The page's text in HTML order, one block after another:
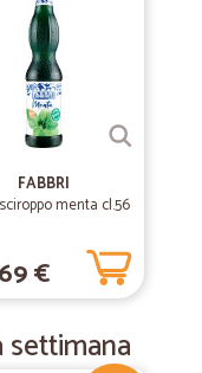
FABBRI
menta cl.56
€